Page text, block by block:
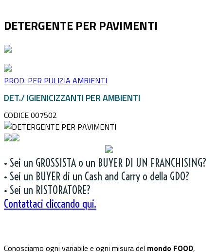
DETERGENTE PER PAVIMENTI
PROD. PER PULIZIA AMBIENTI
DET./ IGIENICIZZANTI PER AMBIENTI
CODICE 007502
• Sei un GROSSISTA o un BUYER DI UN FRANCHISING?
• Sei un BUYER di un Cash and Carry o della GDO?
• Sei un RISTORATORE?
Contattaci cliccando qui.
Conosciamo ogni variabile e ogni misura del mondo FOOD,